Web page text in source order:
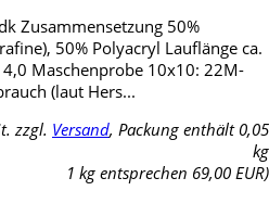
Zusammensetzung 50%
50% Polyacryl Lauflänge ca.
Maschenprobe 10x10: 22M-
(laut Hers...
zzgl. Versand, Packung enthält 0,05
kg
1 kg entsprechen 69,00 EUR)